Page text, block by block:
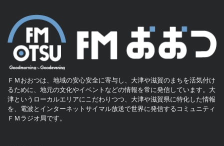
ＦＭおおつは、地域の安心安全に寄与し、大津や滋賀のまちを活気付け
るために、地元の文化やイベントなどの情報を常に発信しています。大
津というローカルエリアにこだわりつつ、大津や滋賀県に特化した情報
を、電波とインターネットサイマル放送で世界に発信するコミュニティ
ＦＭラジオ局です。